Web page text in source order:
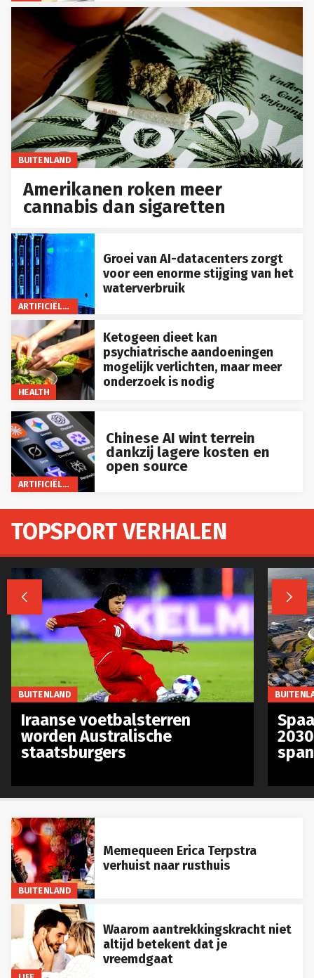
BUITENLAND
Amerikanen roken meer
cannabis dan sigaretten
ARTIFICIËLE INTELLIGENTIE
Groei van AI-datacenters zorgt
voor een enorme stijging van het
waterverbruik
HEALTH
Ketogeen dieet kan
psychiatrische aandoeningen
mogelijk verlichten, maar meer
onderzoek is nodig
ARTIFICIËLE INTELLIGENTIE
Chinese AI wint terrein
dankzij lagere kosten en
open source
BUITENLAND
Memequeen Erica Terpstra
verhuist naar rusthuis
LIFE
Waarom aantrekkingskracht niet
altijd betekent dat je
vreemdgaat
TOPSPORT VERHALEN
 
BUITENLAND
Iraanse voetbalsterren
worden Australische
staatsburgers